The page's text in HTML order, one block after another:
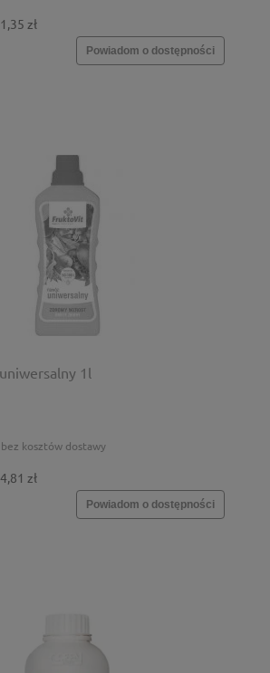
zł
Powiadom o dostępności
1l
bez kosztów dostawy
zł
Powiadom o dostępności